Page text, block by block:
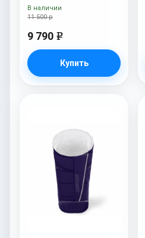
11 500 р
9 790 e
Купить
В наличии